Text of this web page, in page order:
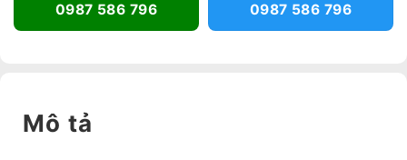
0987 586 796 0987 586 796
Mô tả